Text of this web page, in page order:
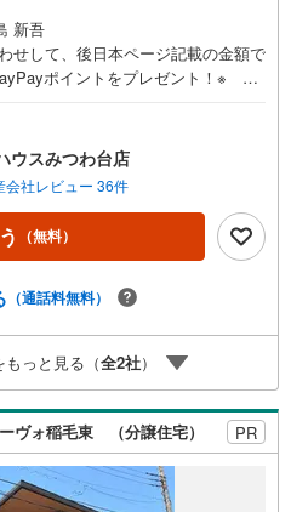
新吾
せして、後日本ページ記載の金額で
ポイントをプレゼント！※ 条
大歓迎!!西千葉駅から徒歩14分、
暖房/陽当たりのいい2階リビング■
分とお子様の通学も安心■LDK20
リビングイン階段■リビング全体を
ッチン■奥様の家事が捗る食洗機■家
ースペースあり■周辺環境充実 教育
の不動産のことなら株式会社アフ
ーになれるよう全力でサポート致
には迅速にご対応致します！お気
！
スみつわ台店
会社レビュー 36件
（無料）
（通話料無料）
っと見る（全2社）
ヴォ稲毛東 （分譲住宅） PR